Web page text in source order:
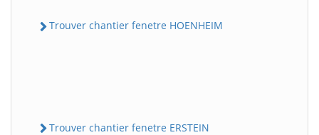
Trouver chantier fenetre HOENHEIM
Trouver chantier fenetre ERSTEIN